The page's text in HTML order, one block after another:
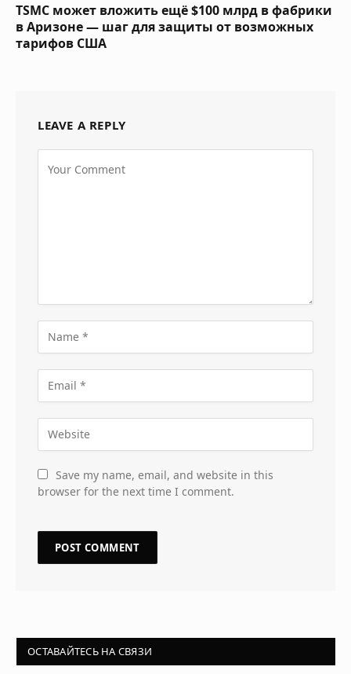
TSMC может вложить ещё $100 млрд в фабрики
в Аризоне — шаг для защиты от возможных
тарифов США
LEAVE A REPLY
Save my name, email, and website in this
browser for the next time I comment.
ОСТАВАЙТЕСЬ НА СВЯЗИ